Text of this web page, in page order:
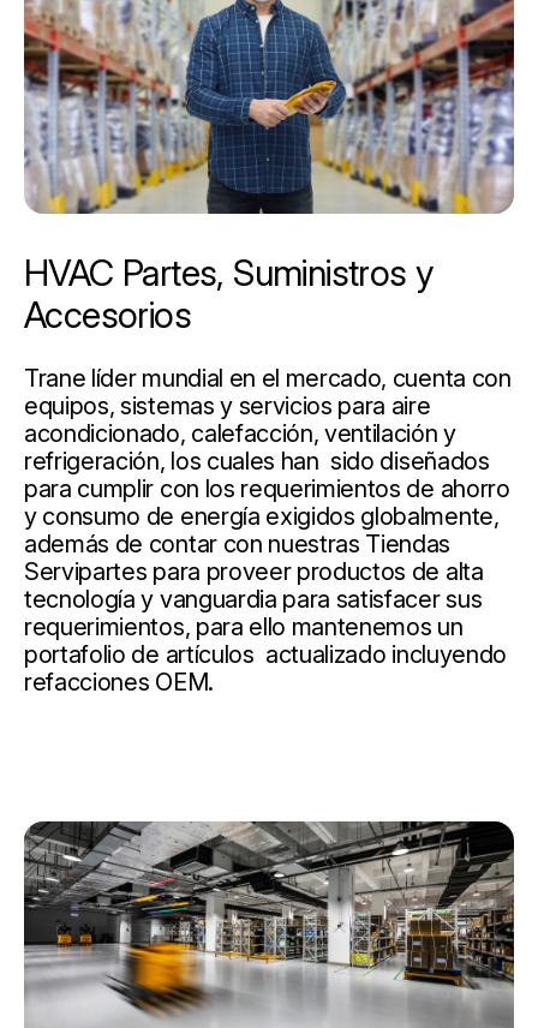
HVAC Partes, Suministros y
Accesorios
Trane líder mundial en el mercado, cuenta con
equipos, sistemas y servicios para aire
acondicionado, calefacción, ventilación y
refrigeración, los cuales han sido diseñados
para cumplir con los requerimientos de ahorro
y consumo de energía exigidos globalmente,
además de contar con nuestras Tiendas
Servipartes para proveer productos de alta
tecnología y vanguardia para satisfacer sus
requerimientos, para ello mantenemos un
portafolio de artículos actualizado incluyendo
refacciones OEM.